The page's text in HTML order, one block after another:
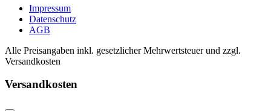
Impressum
Datenschutz
AGB
Alle Preisangaben inkl. gesetzlicher Mehrwertsteuer und zzgl.
Versandkosten
Versandkosten